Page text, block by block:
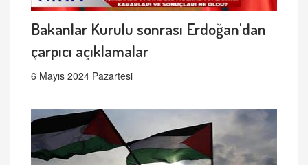
Bakanlar Kurulu sonrası Erdoğan'dan
çarpıcı açıklamalar
6 Mayıs 2024 Pazartesi